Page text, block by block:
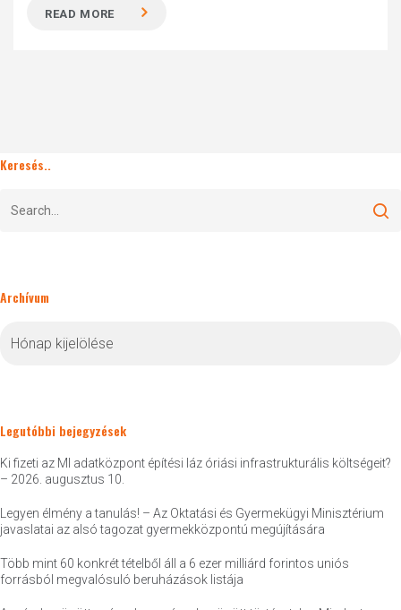
READ MORE
Keresés..
Archívum
Legutóbbi bejegyzések
Ki fizeti az MI adatközpont építési láz óriási infrastrukturális költségeit?
– 2026. augusztus 10.
Legyen élmény a tanulás! – Az Oktatási és Gyermekügyi Minisztérium
javaslatai az alsó tagozat gyermekközpontú megújítására
Több mint 60 konkrét tételből áll a 6 ezer milliárd forintos uniós
forrásból megvalósuló beruházások listája